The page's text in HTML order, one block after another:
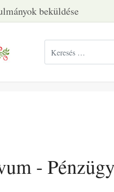
beküldése
-